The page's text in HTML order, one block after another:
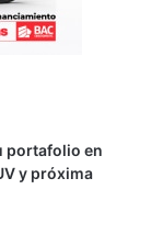
portafolio en
y próxima